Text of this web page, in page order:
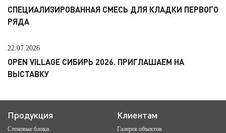
СПЕЦИАЛИЗИРОВАННАЯ СМЕСЬ ДЛЯ КЛАДКИ ПЕРВОГО
РЯДА
22.07.2026
OPEN VILLAGE СИБИРЬ 2026. ПРИГЛАШАЕМ НА
ВЫСТАВКУ
Продукция
Стеновые блоки
Клиентам
Галерея объектов